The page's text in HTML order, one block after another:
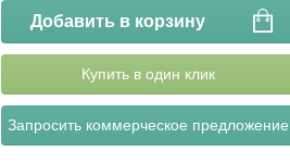
Добавить в корзину
Купить в один клик
Запросить коммерческое предложение